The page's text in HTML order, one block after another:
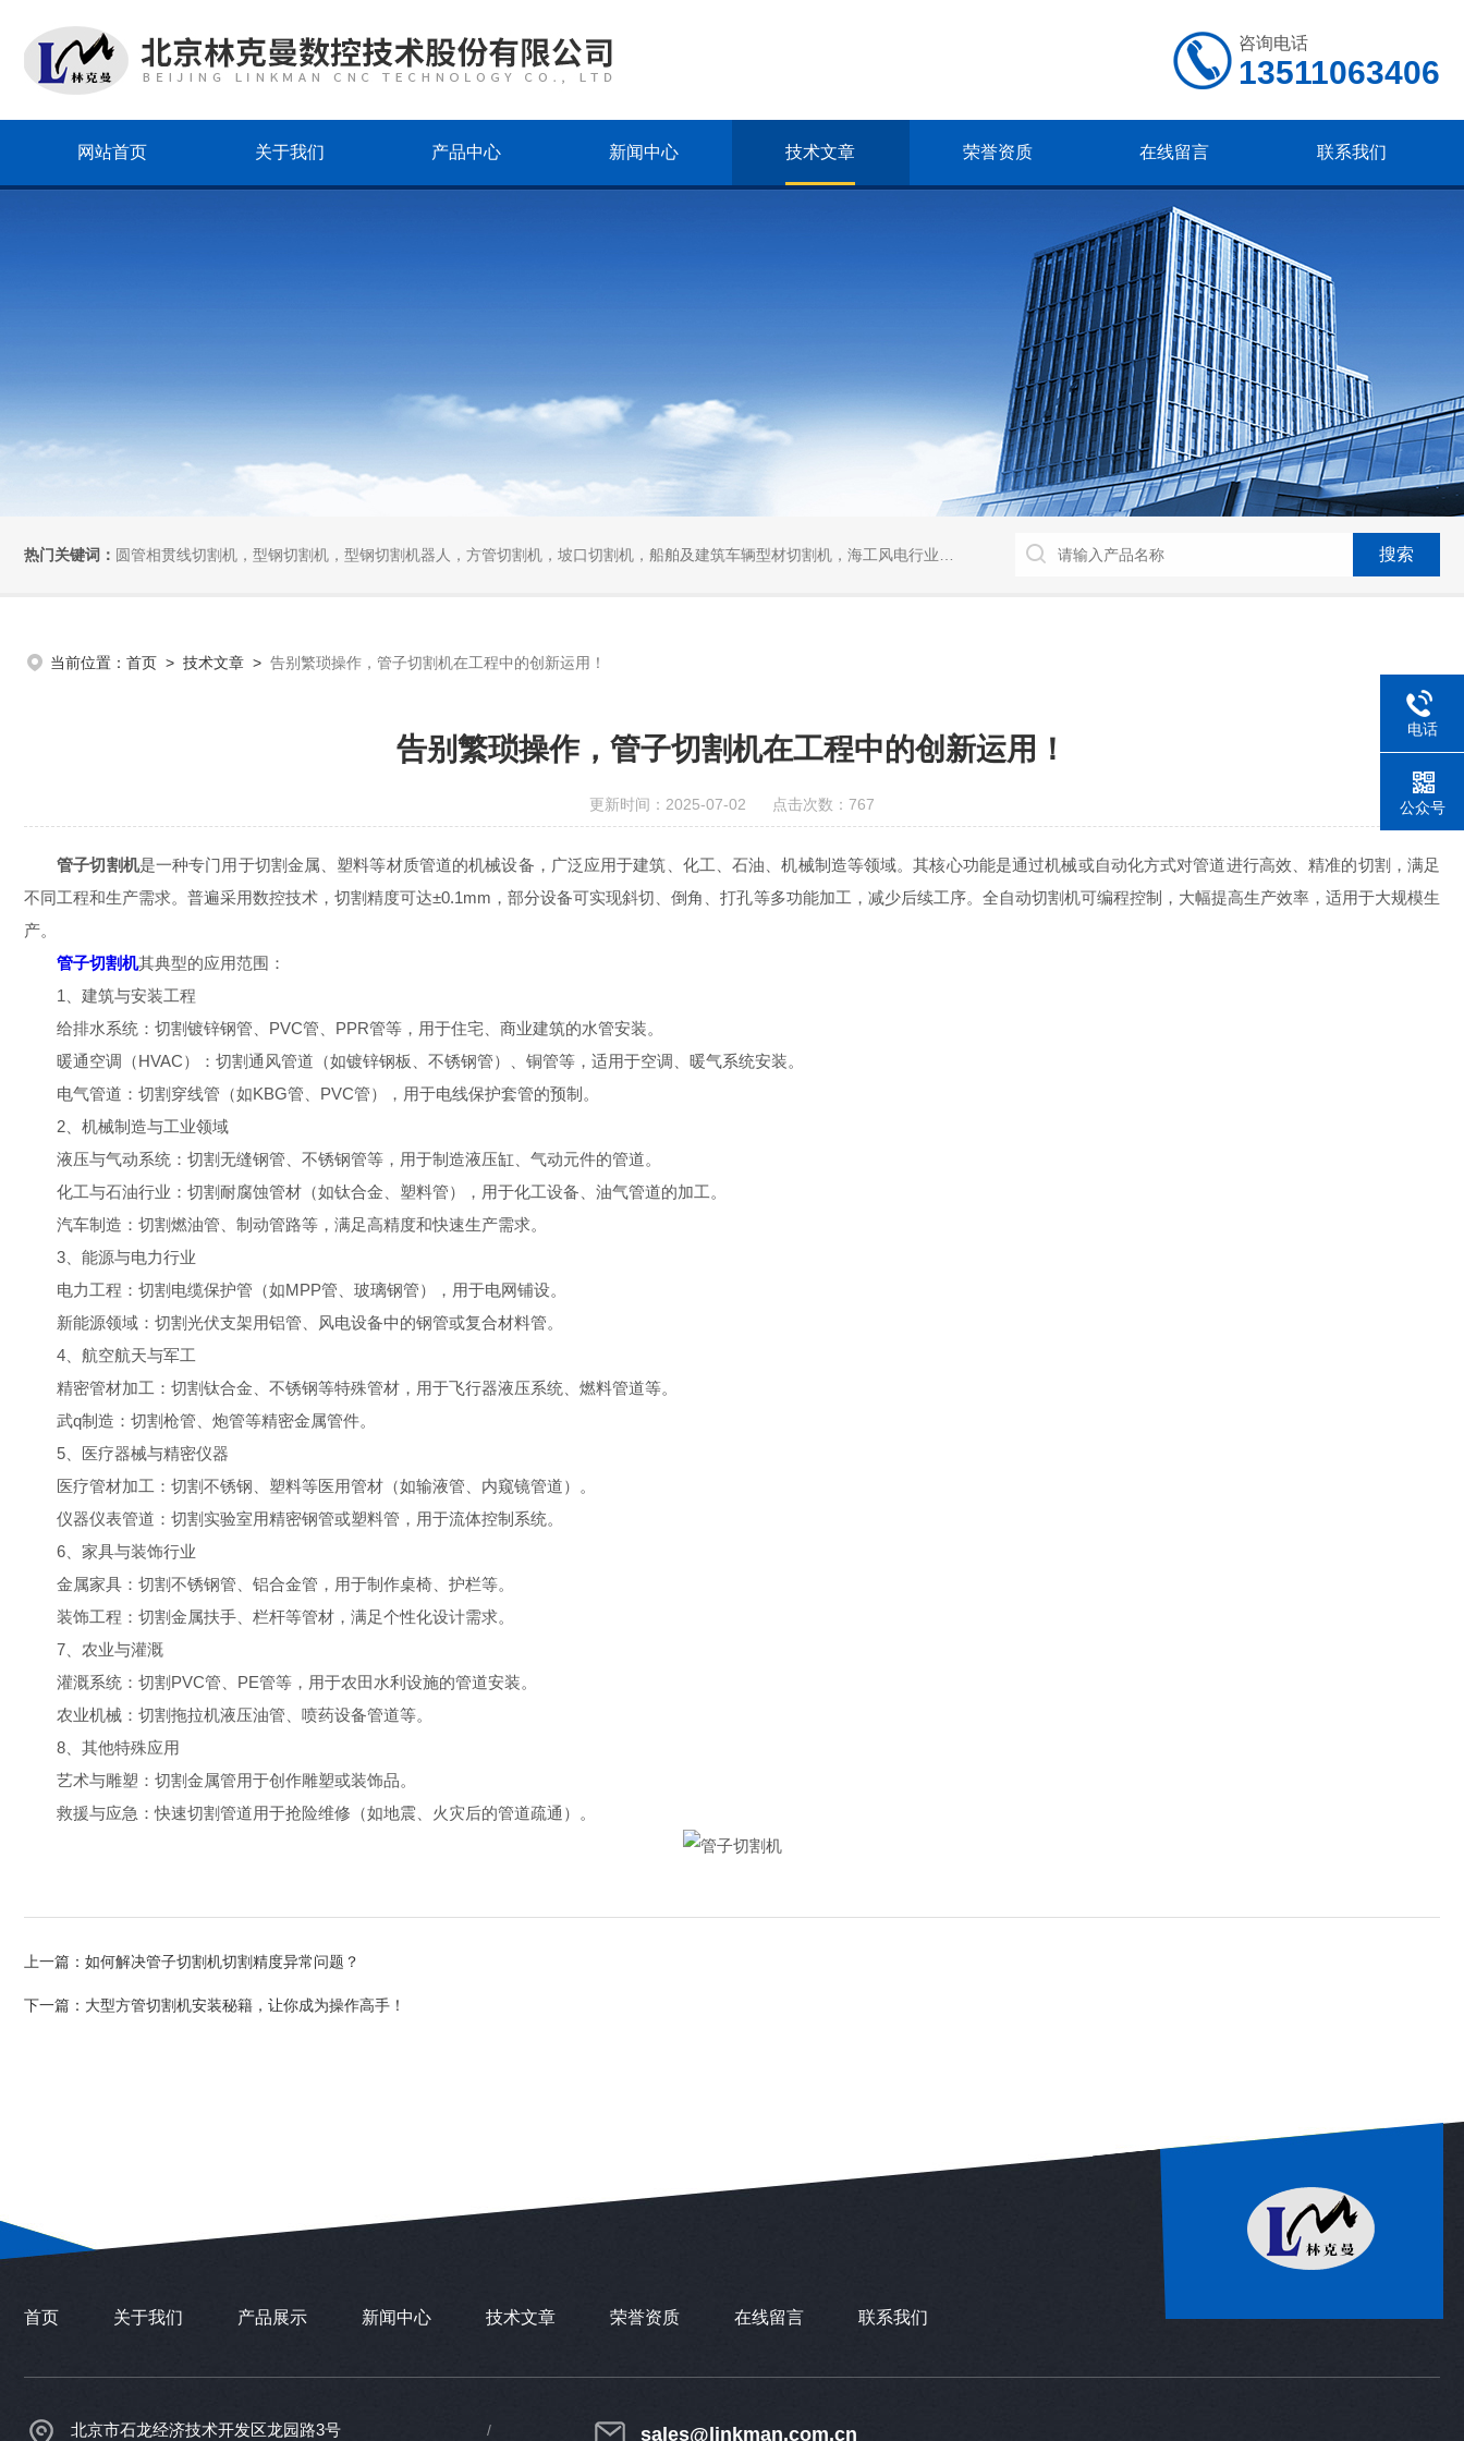
咨询电话
13511063406
网站首页 关于我们 产品中心 新闻中心 技术文章 荣誉资质 在线留言 联系我们
热门关键词： 圆管相贯线切割机，型钢切割机，型钢切割机器人，方管切割机，坡口切割机，船舶及建筑车辆型材切割机，海工风电行业相贯线切割机，离线编程软件
当前位置： 首页 > 技术文章 > 告别繁琐操作，管子切割机在工程中的创新运用！
告别繁琐操作，管子切割机在工程中的创新运用！
更新时间：2025-07-02 点击次数：767
管子切割机是一种专门用于切割金属、塑料等材质管道的机械设备，广泛应用于建筑、化工、石油、机械制造等领域。其核心功能是通过机械或自动化方式对管道进行高效、精准的切割，满足
不同工程和生产需求。普遍采用数控技术，切割精度可达±0.1mm，部分设备可实现斜切、倒角、打孔等多功能加工，减少后续工序。全自动切割机可编程控制，大幅提高生产效率，适用于大规模生
产。
管子切割机其典型的应用范围：
1、建筑与安装工程
给排水系统：切割镀锌钢管、PVC管、PPR管等，用于住宅、商业建筑的水管安装。
暖通空调（HVAC）：切割通风管道（如镀锌钢板、不锈钢管）、铜管等，适用于空调、暖气系统安装。
电气管道：切割穿线管（如KBG管、PVC管），用于电线保护套管的预制。
2、机械制造与工业领域
液压与气动系统：切割无缝钢管、不锈钢管等，用于制造液压缸、气动元件的管道。
化工与石油行业：切割耐腐蚀管材（如钛合金、塑料管），用于化工设备、油气管道的加工。
汽车制造：切割燃油管、制动管路等，满足高精度和快速生产需求。
3、能源与电力行业
电力工程：切割电缆保护管（如MPP管、玻璃钢管），用于电网铺设。
新能源领域：切割光伏支架用铝管、风电设备中的钢管或复合材料管。
4、航空航天与军工
精密管材加工：切割钛合金、不锈钢等特殊管材，用于飞行器液压系统、燃料管道等。
武q制造：切割枪管、炮管等精密金属管件。
5、医疗器械与精密仪器
医疗管材加工：切割不锈钢、塑料等医用管材（如输液管、内窥镜管道）。
仪器仪表管道：切割实验室用精密钢管或塑料管，用于流体控制系统。
6、家具与装饰行业
金属家具：切割不锈钢管、铝合金管，用于制作桌椅、护栏等。
装饰工程：切割金属扶手、栏杆等管材，满足个性化设计需求。
7、农业与灌溉
灌溉系统：切割PVC管、PE管等，用于农田水利设施的管道安装。
农业机械：切割拖拉机液压油管、喷药设备管道等。
8、其他特殊应用
艺术与雕塑：切割金属管用于创作雕塑或装饰品。
救援与应急：快速切割管道用于抢险维修（如地震、火灾后的管道疏通）。
上一篇： 如何解决管子切割机切割精度异常问题？
下一篇： 大型方管切割机安装秘籍，让你成为操作高手！
首页 关于我们 产品展示 新闻中心 技术文章 荣誉资质 在线留言 联系我们
北京市石龙经济技术开发区龙园路3号 sales@linkman.com.cn
电话
公众号